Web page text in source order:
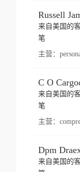
来自美国的
笔
主营：
C O
来自美国的
笔
主营：
来自美国的